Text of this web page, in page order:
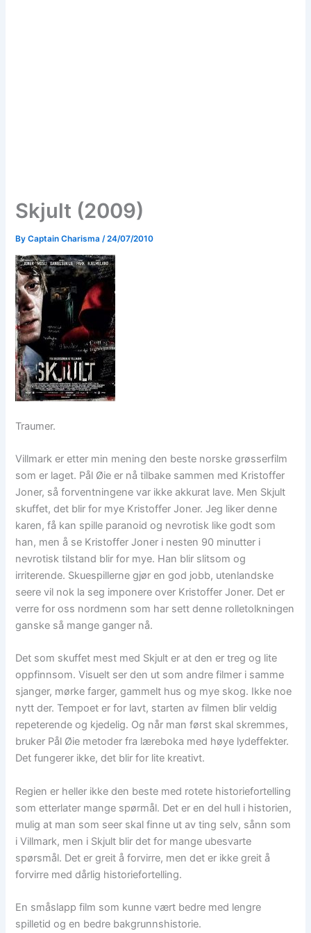
Skjult (2009)
ByCaptain Charisma /24/07/2010
Traumer.
Villmark er etter min mening den beste norske grøsserfilm
som er laget. Pål Øie er nå tilbake sammen med Kristoffer
Joner, så forventningene var ikke akkurat lave. Men Skjult
skuffet, det blir for mye Kristoffer Joner. Jeg liker denne
karen, få kan spille paranoid og nevrotisk like godt som
han, men å se Kristoffer Joner i nesten 90 minutter i
nevrotisk tilstand blir for mye. Han blir slitsom og
irriterende. Skuespillerne gjør en god jobb, utenlandske
seere vil nok la seg imponere over Kristoffer Joner. Det er
verre for oss nordmenn som har sett denne rolletolkningen
ganske så mange ganger nå.
Det som skuffet mest med Skjult er at den er treg og lite
oppfinnsom. Visuelt ser den ut som andre filmer i samme
sjanger, mørke farger, gammelt hus og mye skog. Ikke noe
nytt der. Tempoet er for lavt, starten av filmen blir veldig
repeterende og kjedelig. Og når man først skal skremmes,
bruker Pål Øie metoder fra læreboka med høye lydeffekter.
Det fungerer ikke, det blir for lite kreativt.
Regien er heller ikke den beste med rotete historiefortelling
som etterlater mange spørmål. Det er en del hull i historien,
mulig at man som seer skal finne ut av ting selv, sånn som
i Villmark, men i Skjult blir det for mange ubesvarte
spørsmål. Det er greit å forvirre, men det er ikke greit å
forvirre med dårlig historiefortelling.
En småslapp film som kunne vært bedre med lengre
spilletid og en bedre bakgrunnshistorie.